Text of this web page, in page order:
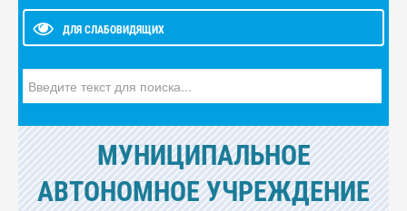
ДЛЯ СЛАБОВИДЯЩИХ
МУНИЦИПАЛЬНОЕ
АВТОНОМНОЕ УЧРЕЖДЕНИЕ